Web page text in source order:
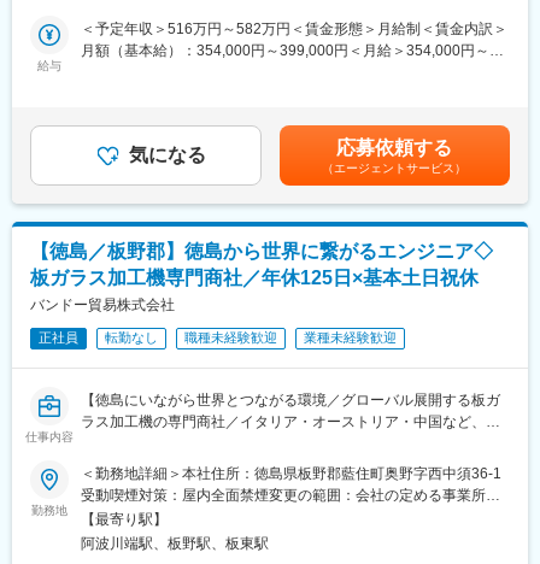
持って活躍いただけます。
す。その課題に対して、当社が持つ豊富な商材・技術・グローバ
ルネットワークを活用し、最適な解決策を提案します。単なる価
格競争ではなく、お客様の開発パートナーとして価値を発揮でき
◆組織構成：10名
四国支店は13名在籍（うち同部署2名）
少人数だからこそ、一人ひとりの裁量が大きい環境です。
変更の範囲：会社の定める業務
■具体的な仕事の流れ：
・洗浄工程：使用された医療器材を洗浄します。
す。
・保管・供給：滅菌工程が終了した医療器材を一時保管します。
※医療現場の定数や依頼に合わせ、滅菌した医療器材を供給しま
■手術等器材の洗浄滅菌の仕事の流れ：
・手術や診療科ごとに使用されたハサミやピンセット等の医療器
材を回収します。
・使用された医療器材の数を確認します。
・医療器材を洗浄し、器材の性能点検を行います。
・医療器材を再度使用できるように滅菌を行います。
・医療材料の搬送・取り揃えた医療材料を各医療現場に搬送する
などの業務を行います。
■組織構成
ブランクのある方も歓迎いたします。工程が明確なので、久しぶ
りの現場でも手順に沿って取り組むことができます。
■ポジションの魅力：
給与
＜予定年収＞516万円～582万円＜賃金形態＞月給制＜賃金内訳＞
月額（基本給）：354,000円～399,000円＜月給＞354,000円～
は固定手当を含めた表記です。
気になる 応募依頼する
（エージェントサービス）
【徳島／板野郡】徳島から世界に繋がるエンジニア◇
板ガラス加工機専門商社／年休125日×基本土日祝休
バンドー貿易株式会社
正社員 転勤なし 職種未経験歓迎 業種未経験歓迎
仕事内容
【徳島にいながら世界とつながる環境／グローバル展開する板ガ
ラス加工機の専門商社／イタリア・オーストリア・中国など、海
無し】
■募集背景
当社は、イタリア・オーストリアなどで製造されたガラス加工機
を輸入・販売している商社です。現在、20代～50代までのエンジ
勤務地
＜勤務地詳細＞本社住所：徳島県板野郡藍住町奥野字西中須36-1
受動喫煙対策：屋内全面禁煙変更の範囲：会社の定める事業所
（リモートワーク含む）
【最寄り駅】
阿波川端駅、板野駅、板東駅